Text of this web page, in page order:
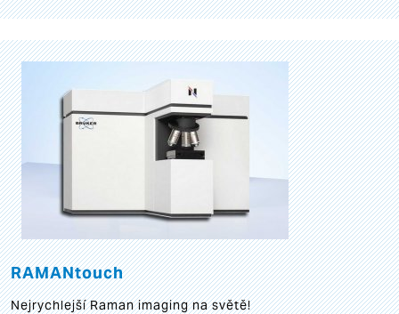
RAMANtouch
Nejrychlejší Raman imaging na světě!